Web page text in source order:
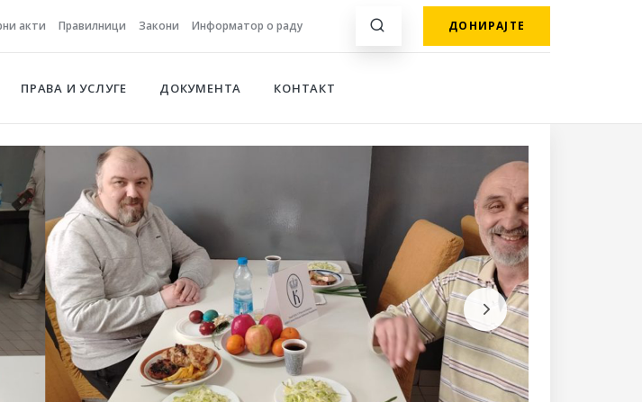
акти Правилници Закони Информатор о раду ДОНИРАЈТЕ
ПРАВА И УСЛУГЕ ДОКУМЕНТА КОНТАКТ